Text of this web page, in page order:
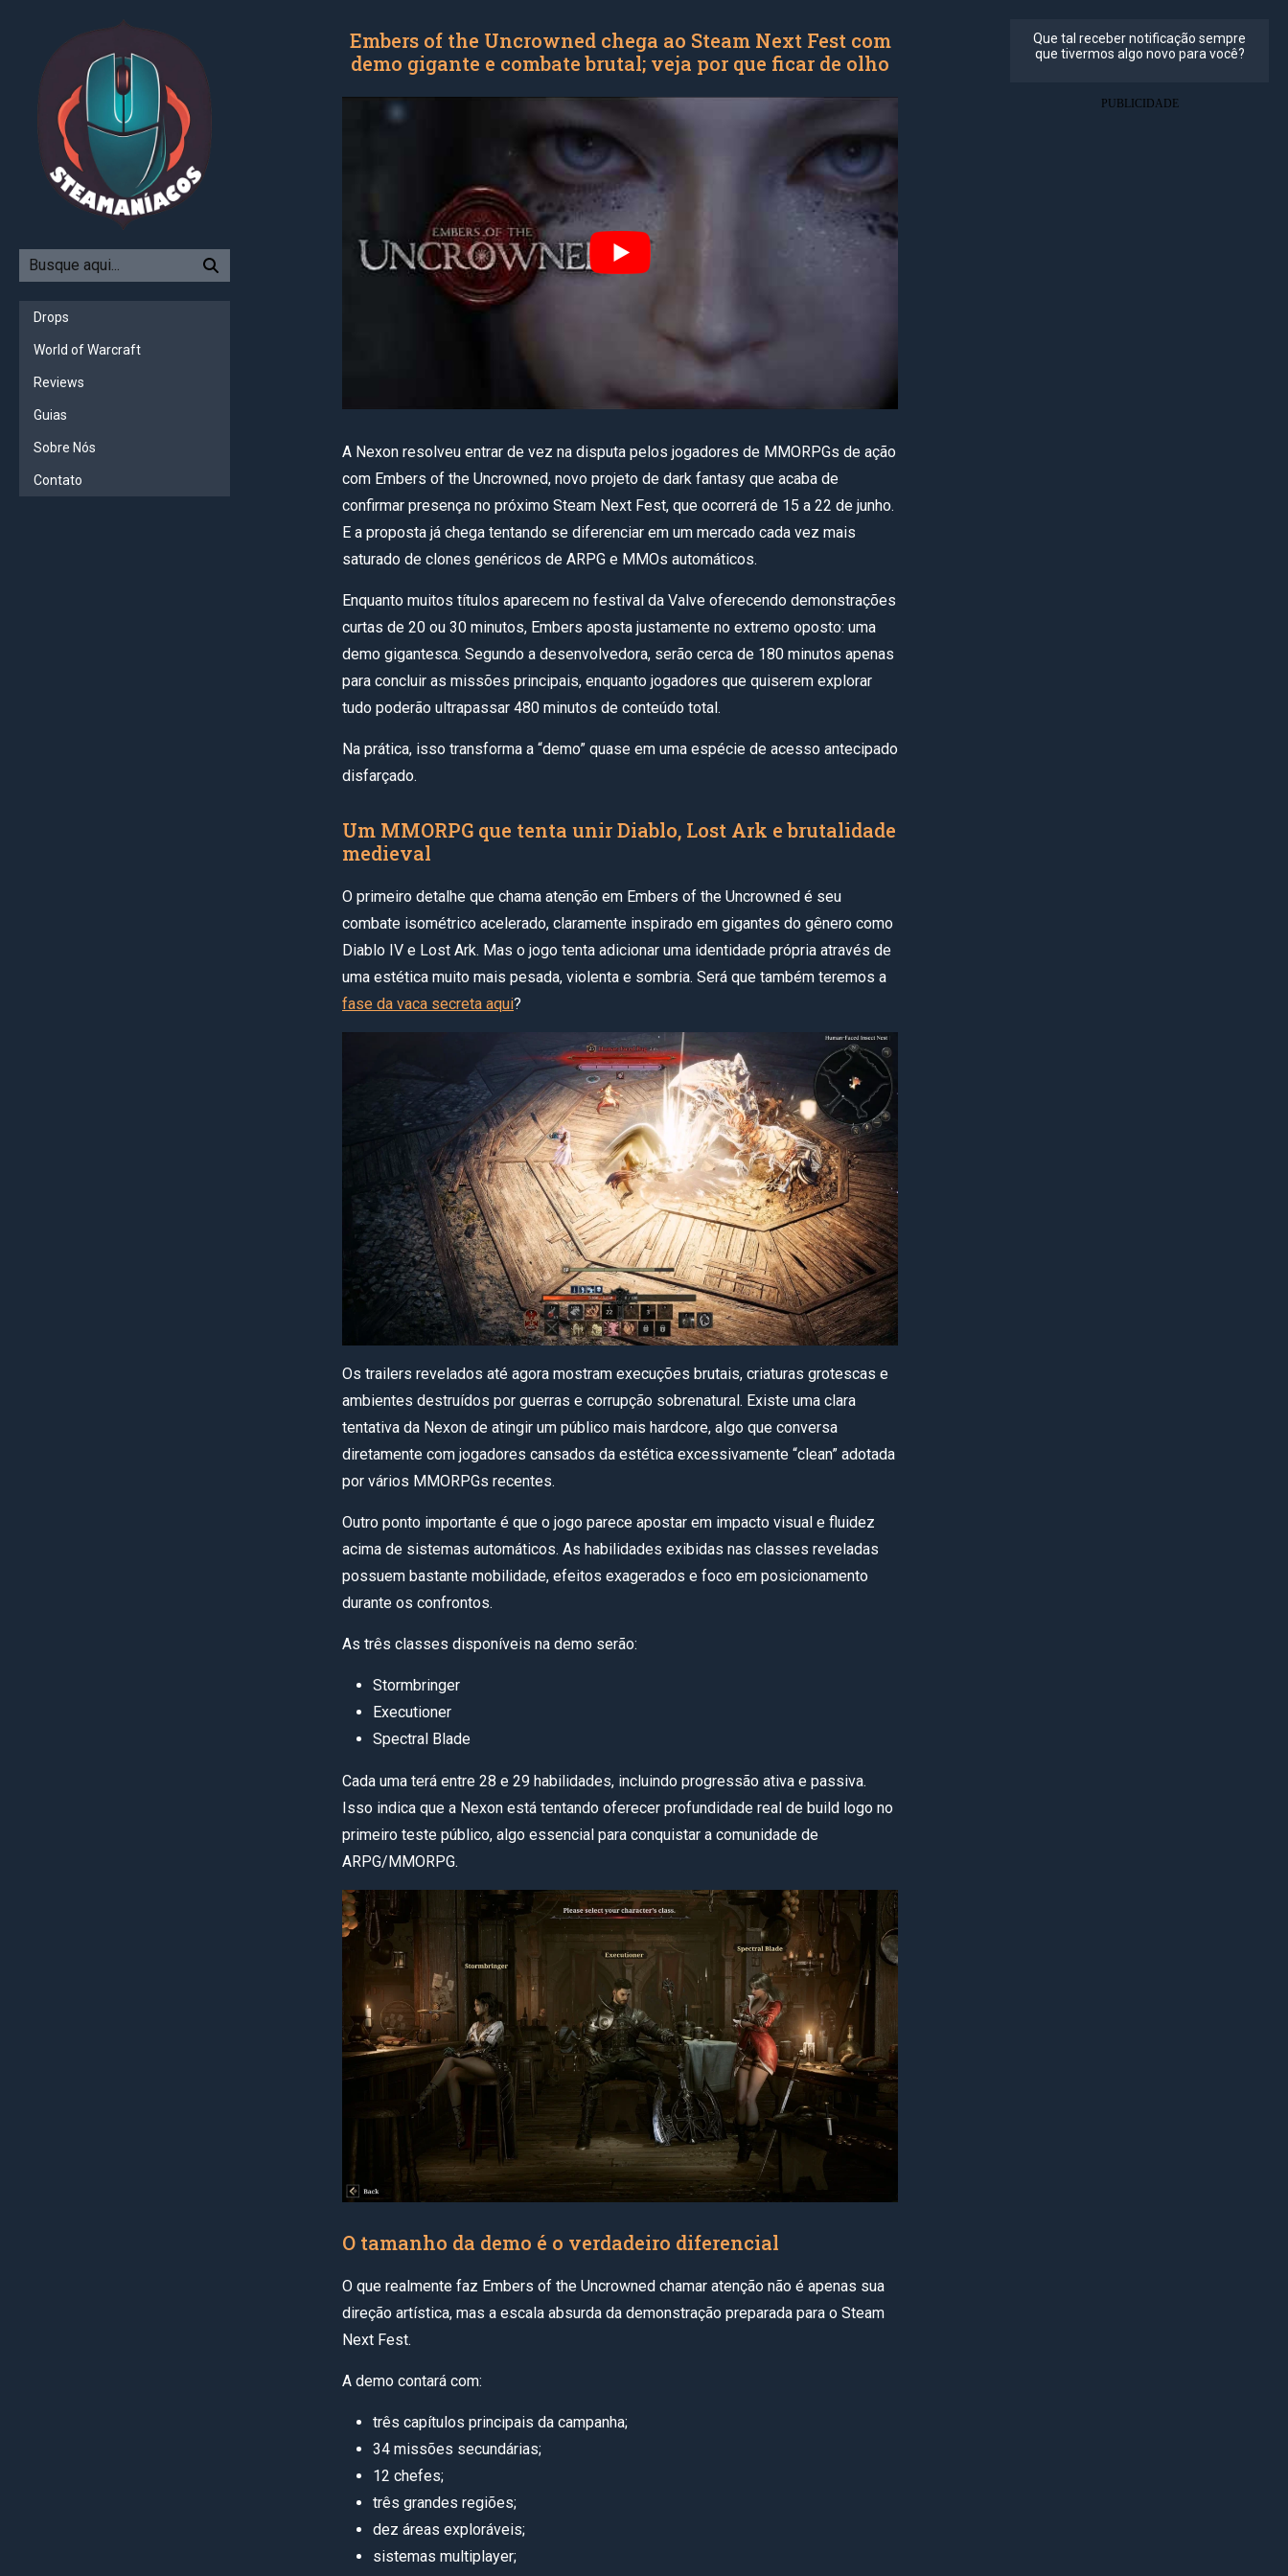
Drops
World of Warcraft
Reviews
Guias
Sobre Nós
Contato
Embers of the Uncrowned chega ao Steam Next Fest com
demo gigante e combate brutal; veja por que ficar de olho
A Nexon resolveu entrar de vez na disputa pelos jogadores de MMORPGs de ação
com Embers of the Uncrowned, novo projeto de dark fantasy que acaba de
confirmar presença no próximo Steam Next Fest, que ocorrerá de 15 a 22 de junho.
E a proposta já chega tentando se diferenciar em um mercado cada vez mais
saturado de clones genéricos de ARPG e MMOs automáticos.
Enquanto muitos títulos aparecem no festival da Valve oferecendo demonstrações
curtas de 20 ou 30 minutos, Embers aposta justamente no extremo oposto: uma
demo gigantesca. Segundo a desenvolvedora, serão cerca de 180 minutos apenas
para concluir as missões principais, enquanto jogadores que quiserem explorar
tudo poderão ultrapassar 480 minutos de conteúdo total.
Na prática, isso transforma a “demo” quase em uma espécie de acesso antecipado
disfarçado.
Um MMORPG que tenta unir Diablo, Lost Ark e brutalidade
medieval
O primeiro detalhe que chama atenção em Embers of the Uncrowned é seu
combate isométrico acelerado, claramente inspirado em gigantes do gênero como
Diablo IV e Lost Ark. Mas o jogo tenta adicionar uma identidade própria através de
uma estética muito mais pesada, violenta e sombria. Será que também teremos a
fase da vaca secreta aqui?
Os trailers revelados até agora mostram execuções brutais, criaturas grotescas e
ambientes destruídos por guerras e corrupção sobrenatural. Existe uma clara
tentativa da Nexon de atingir um público mais hardcore, algo que conversa
diretamente com jogadores cansados da estética excessivamente “clean” adotada
por vários MMORPGs recentes.
Outro ponto importante é que o jogo parece apostar em impacto visual e fluidez
acima de sistemas automáticos. As habilidades exibidas nas classes reveladas
possuem bastante mobilidade, efeitos exagerados e foco em posicionamento
durante os confrontos.
As três classes disponíveis na demo serão:
Stormbringer
Executioner
Spectral Blade
Cada uma terá entre 28 e 29 habilidades, incluindo progressão ativa e passiva.
Isso indica que a Nexon está tentando oferecer profundidade real de build logo no
primeiro teste público, algo essencial para conquistar a comunidade de
ARPG/MMORPG.
O tamanho da demo é o verdadeiro diferencial
O que realmente faz Embers of the Uncrowned chamar atenção não é apenas sua
direção artística, mas a escala absurda da demonstração preparada para o Steam
Next Fest.
A demo contará com:
três capítulos principais da campanha;
34 missões secundárias;
12 chefes;
três grandes regiões;
dez áreas exploráveis;
sistemas multiplayer;